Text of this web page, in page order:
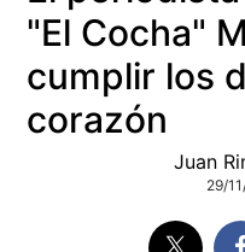
"El Cocha"
cumplir los
corazón
Juan
29/